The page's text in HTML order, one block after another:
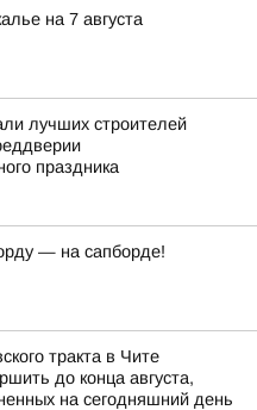
на 7 августа
лучших строителей
праздника
— на сапборде!
тракта в Чите
до конца августа,
на сегодняшний день